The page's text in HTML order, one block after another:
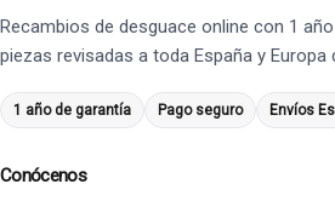
Recambios de desguace online con 1
piezas revisadas a toda España y Europa
1 año de garantía Pago seguro Envíos
Conócenos